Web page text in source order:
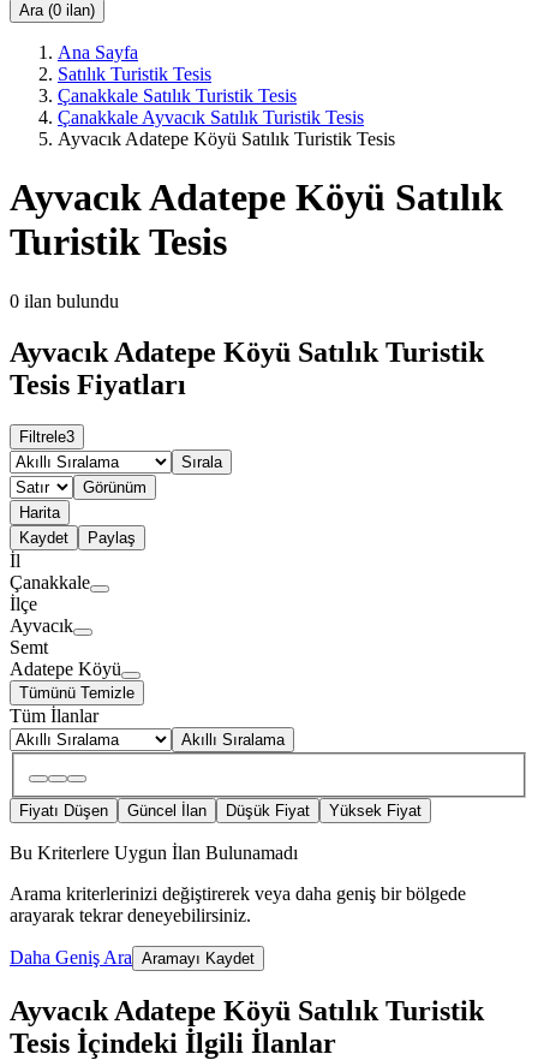
Ara (0 ilan)
Ana Sayfa
Satılık Turistik Tesis
Çanakkale Satılık Turistik Tesis
Çanakkale Ayvacık Satılık Turistik Tesis
Ayvacık Adatepe Köyü Satılık Turistik Tesis
Ayvacık Adatepe Köyü Satılık
Turistik Tesis
0 ilan bulundu
Ayvacık Adatepe Köyü Satılık Turistik
Tesis Fiyatları
Filtrele3
Sırala
Görünüm
Harita
Kaydet
Paylaş
İl
Çanakkale
İlçe
Ayvacık
Semt
Adatepe Köyü
Tümünü Temizle
Tüm İlanlar
Akıllı Sıralama
Fiyatı Düşen Güncel İlan Düşük Fiyat Yüksek Fiyat
Bu Kriterlere Uygun İlan Bulunamadı
Arama kriterlerinizi değiştirerek veya daha geniş bir bölgede
arayarak tekrar deneyebilirsiniz.
Daha Geniş Ara Aramayı Kaydet
Ayvacık Adatepe Köyü Satılık Turistik
Tesis İçindeki İlgili İlanlar